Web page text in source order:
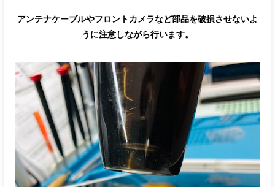
アンテナケーブルやフロントカメラなど部品を破損させないよ
うに注意しながら行います。